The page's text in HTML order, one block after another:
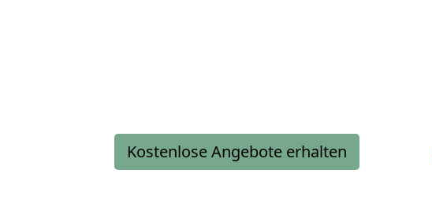
Kostenlose Angebote erhalten